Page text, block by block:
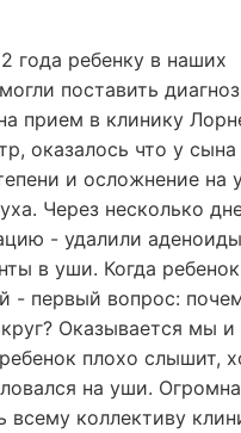
года ребенку в наших
поставить
прием в клинику
оказалось что у сына
и осложнение на
Через несколько
- удалили
в уши. Когда ребенок
- первый вопрос:
Оказывается мы и
плохо слышит,
на уши.
всему коллективу